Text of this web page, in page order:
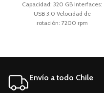
Capacidad: 320 GB Interfaces:
USB 3.0 Velocidad de
rotación: 7200 rpm
generales Marca Genérica
Envío a todo Chile